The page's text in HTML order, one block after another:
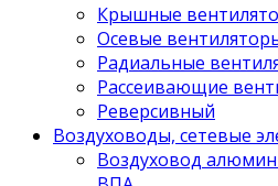
Крышные
Осевые
Радиальные
Рассеивающие
Реверсивный
Воздуховоды, сетевые
Воздуховод